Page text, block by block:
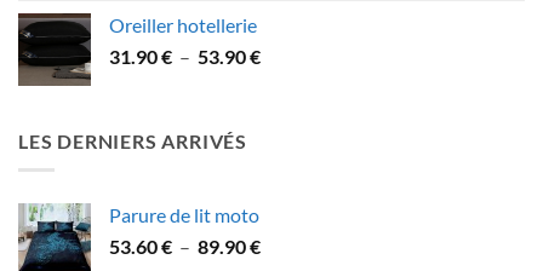
Oreiller hotellerie
31.90€ – 53.90€Plage
LES DERNIERS ARRIVÉS
Parure de lit moto
53.60€ – 89.90€Plage